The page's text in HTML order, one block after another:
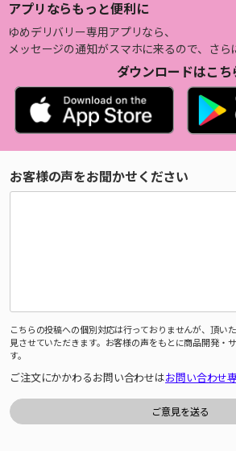
アプリならもっと便利に
ゆめデリバリー専用アプリなら、
メッセージの通知がスマホに来るので、さら
ダウンロードはこち
お客様の声をお聞かせください
こちらの投稿への個別対応は行っておりませんが、頂い
見させていただきます。お客様の声をもとに商品開発・
す。
ご注文にかかわるお問い合わせはお問い合わせ